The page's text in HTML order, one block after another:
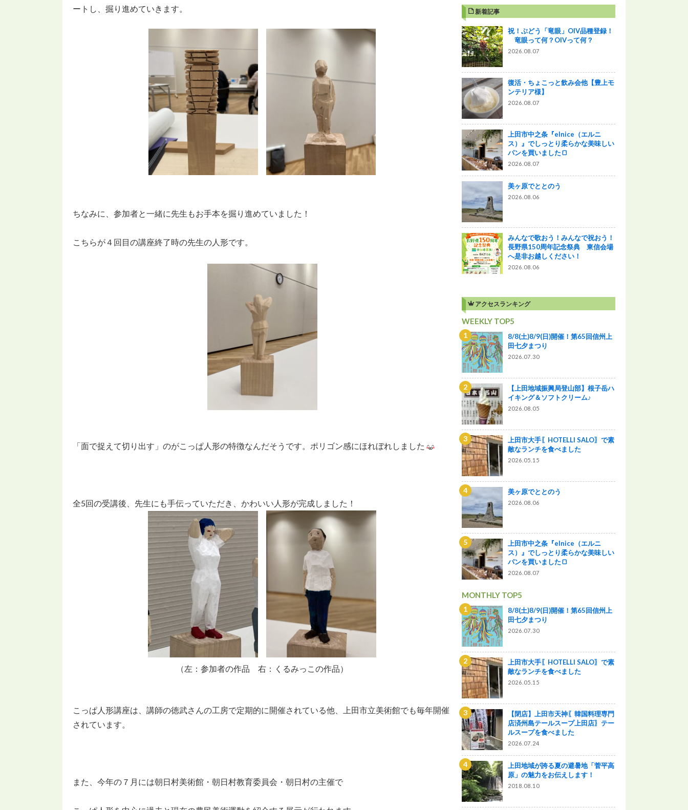
ートし、掘り進めていきます。
ちなみに、参加者と一緒に先生もお手本を掘り進めていました！
こちらが４回目の講座終了時の先生の人形です。
「面で捉えて切り出す」のがこっぱ人形の特徴なんだそうです。ポリゴン感にほれぼれしました
全5回の受講後、先生にも手伝っていただき、かわいい人形が完成しました！
（左：参加者の作品 右：くるみっこの作品）
こっぱ人形講座は、講師の徳武さんの工房で定期的に開催されている他、上田市立美術館でも毎年開催
されています。
また、今年の７月には朝日村美術館・朝日村教育委員会・朝日村の主催で
新着記事
祝！ぶどう「竜眼」OIV品種登録！
竜眼って何？OIVって何？
2026.08.07
復活・ちょこっと飲み会他【豊上モ
ンテリア様】
2026.08.07
上田市中之条『elnice（エルニ
ス）』でしっとり柔らかな美味しい
パンを買いました🍞
2026.08.07
美ヶ原でととのう
2026.08.06
みんなで歌おう！みんなで祝おう！
長野県150周年記念祭典 東信会場
へ是非お越しください！
2026.08.06
アクセスランキング
WEEKLY TOP5
8/8(土)8/9(日)開催！第65回信州上
田七夕まつり
2026.07.30
【上田地域振興局登山部】根子岳ハ
イキング＆ソフトクリーム♪
2026.08.05
上田市大手〖HOTELLI SALO〗で素
敵なランチを食べました
2026.05.15
美ヶ原でととのう
2026.08.06
上田市中之条『elnice（エルニ
ス）』でしっとり柔らかな美味しい
パンを買いました🍞
2026.08.07
MONTHLY TOP5
8/8(土)8/9(日)開催！第65回信州上
田七夕まつり
2026.07.30
上田市大手〖HOTELLI SALO〗で素
敵なランチを食べました
2026.05.15
【閉店】上田市天神〖韓国料理専門
店済州島テールスープ上田店〗テー
ルスープを食べました
2026.07.24
上田地域が誇る夏の避暑地「菅平高
原」の魅力をお伝えします！
2018.08.10